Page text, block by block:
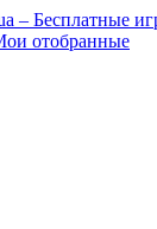
отобранные